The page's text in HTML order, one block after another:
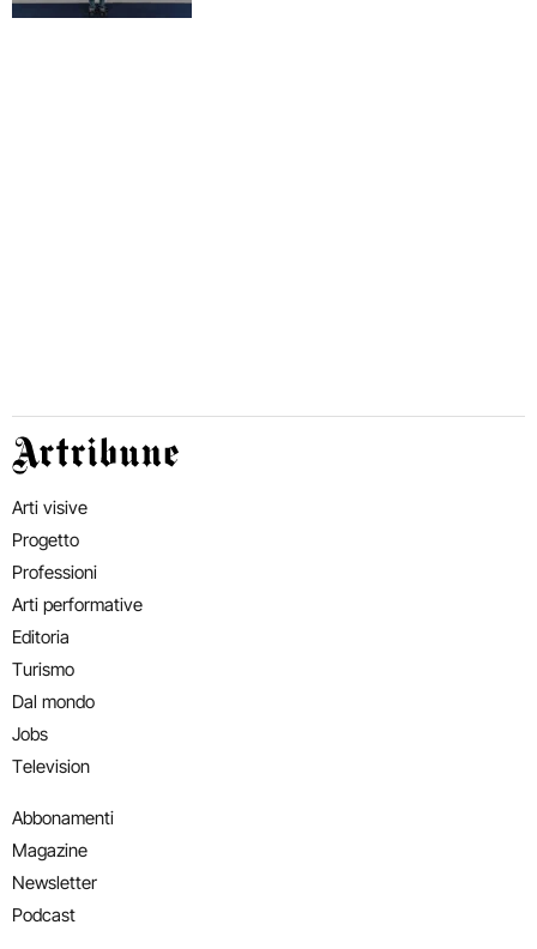
Artribune
Arti visive
Progetto
Professioni
Arti performative
Editoria
Turismo
Dal mondo
Jobs
Television
Abbonamenti
Magazine
Newsletter
Podcast